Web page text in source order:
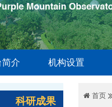
介 机构设置
科研成果 首页